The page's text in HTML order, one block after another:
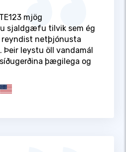
mjög
sjaldgæfu tilvik sem ég
netþjónusta
Þeir leystu öll vandamál
þægilega og